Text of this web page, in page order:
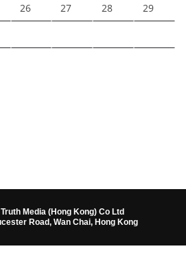
26 27 28 29
Media (Hong Kong) Co Ltd
Road, Wan Chai, Hong Kong